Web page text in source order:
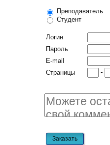
Преподаватель
Студент
Логин
Пароль
E-mail
Страницы
-